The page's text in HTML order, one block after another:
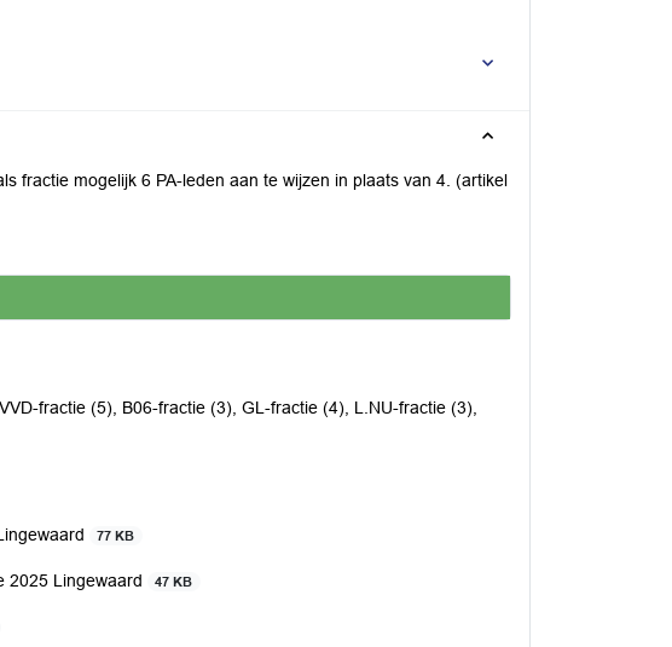
fractie mogelijk 6 PA-leden aan te wijzen in plaats van 4. (artikel
fractie (5), B06-fractie (3), GL-fractie (4), L.NU-fractie (3),
77 KB
2025 Lingewaard 47 KB